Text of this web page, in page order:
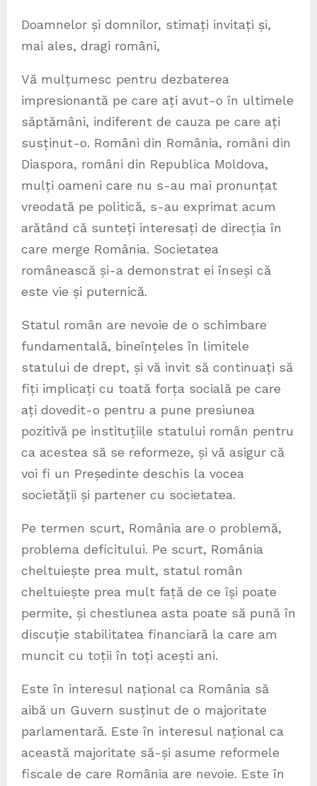
Doamnelor și domnilor, stimați invitați și,
mai ales, dragi români,
Vă mulțumesc pentru dezbaterea
impresionantă pe care ați avut-o în ultimele
săptămâni, indiferent de cauza pe care ați
susținut-o. Români din România, români din
Diaspora, români din Republica Moldova,
mulți oameni care nu s-au mai pronunțat
vreodată pe politică, s-au exprimat acum
arătând că sunteți interesați de direcția în
care merge România. Societatea
românească și-a demonstrat ei înseși că
este vie și puternică.
Statul român are nevoie de o schimbare
fundamentală, bineînțeles în limitele
statului de drept, și vă invit să continuați să
fiți implicați cu toată forța socială pe care
ați dovedit-o pentru a pune presiunea
pozitivă pe instituțiile statului român pentru
ca acestea să se reformeze, și vă asigur că
voi fi un Președinte deschis la vocea
societății și partener cu societatea.
Pe termen scurt, România are o problemă,
problema deficitului. Pe scurt, România
cheltuiește prea mult, statul român
cheltuiește prea mult față de ce își poate
permite, și chestiunea asta poate să pună în
discuție stabilitatea financiară la care am
muncit cu toții în toți acești ani.
Este în interesul național ca România să
aibă un Guvern susținut de o majoritate
parlamentară. Este în interesul național ca
această majoritate să-și asume reformele
fiscale de care România are nevoie. Este în